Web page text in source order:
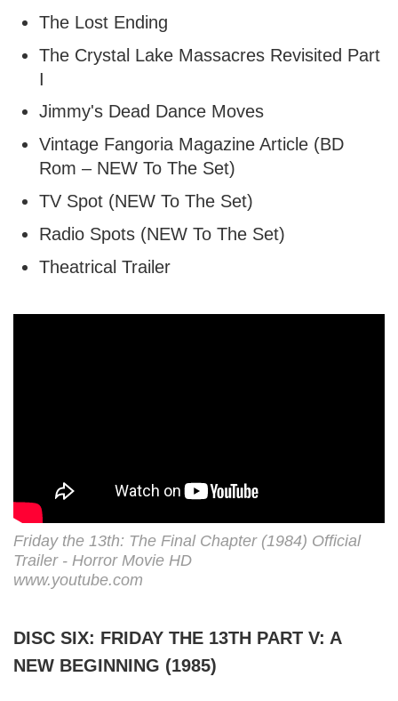
The Lost Ending
The Crystal Lake Massacres Revisited Part
I
Jimmy's Dead Dance Moves
Vintage Fangoria Magazine Article (BD
Rom – NEW To The Set)
TV Spot (NEW To The Set)
Radio Spots (NEW To The Set)
Theatrical Trailer
Friday the 13th: The Final Chapter (1984) Official
Trailer - Horror Movie HD
www.youtube.com
DISC SIX: FRIDAY THE 13TH PART V: A
NEW BEGINNING (1985)